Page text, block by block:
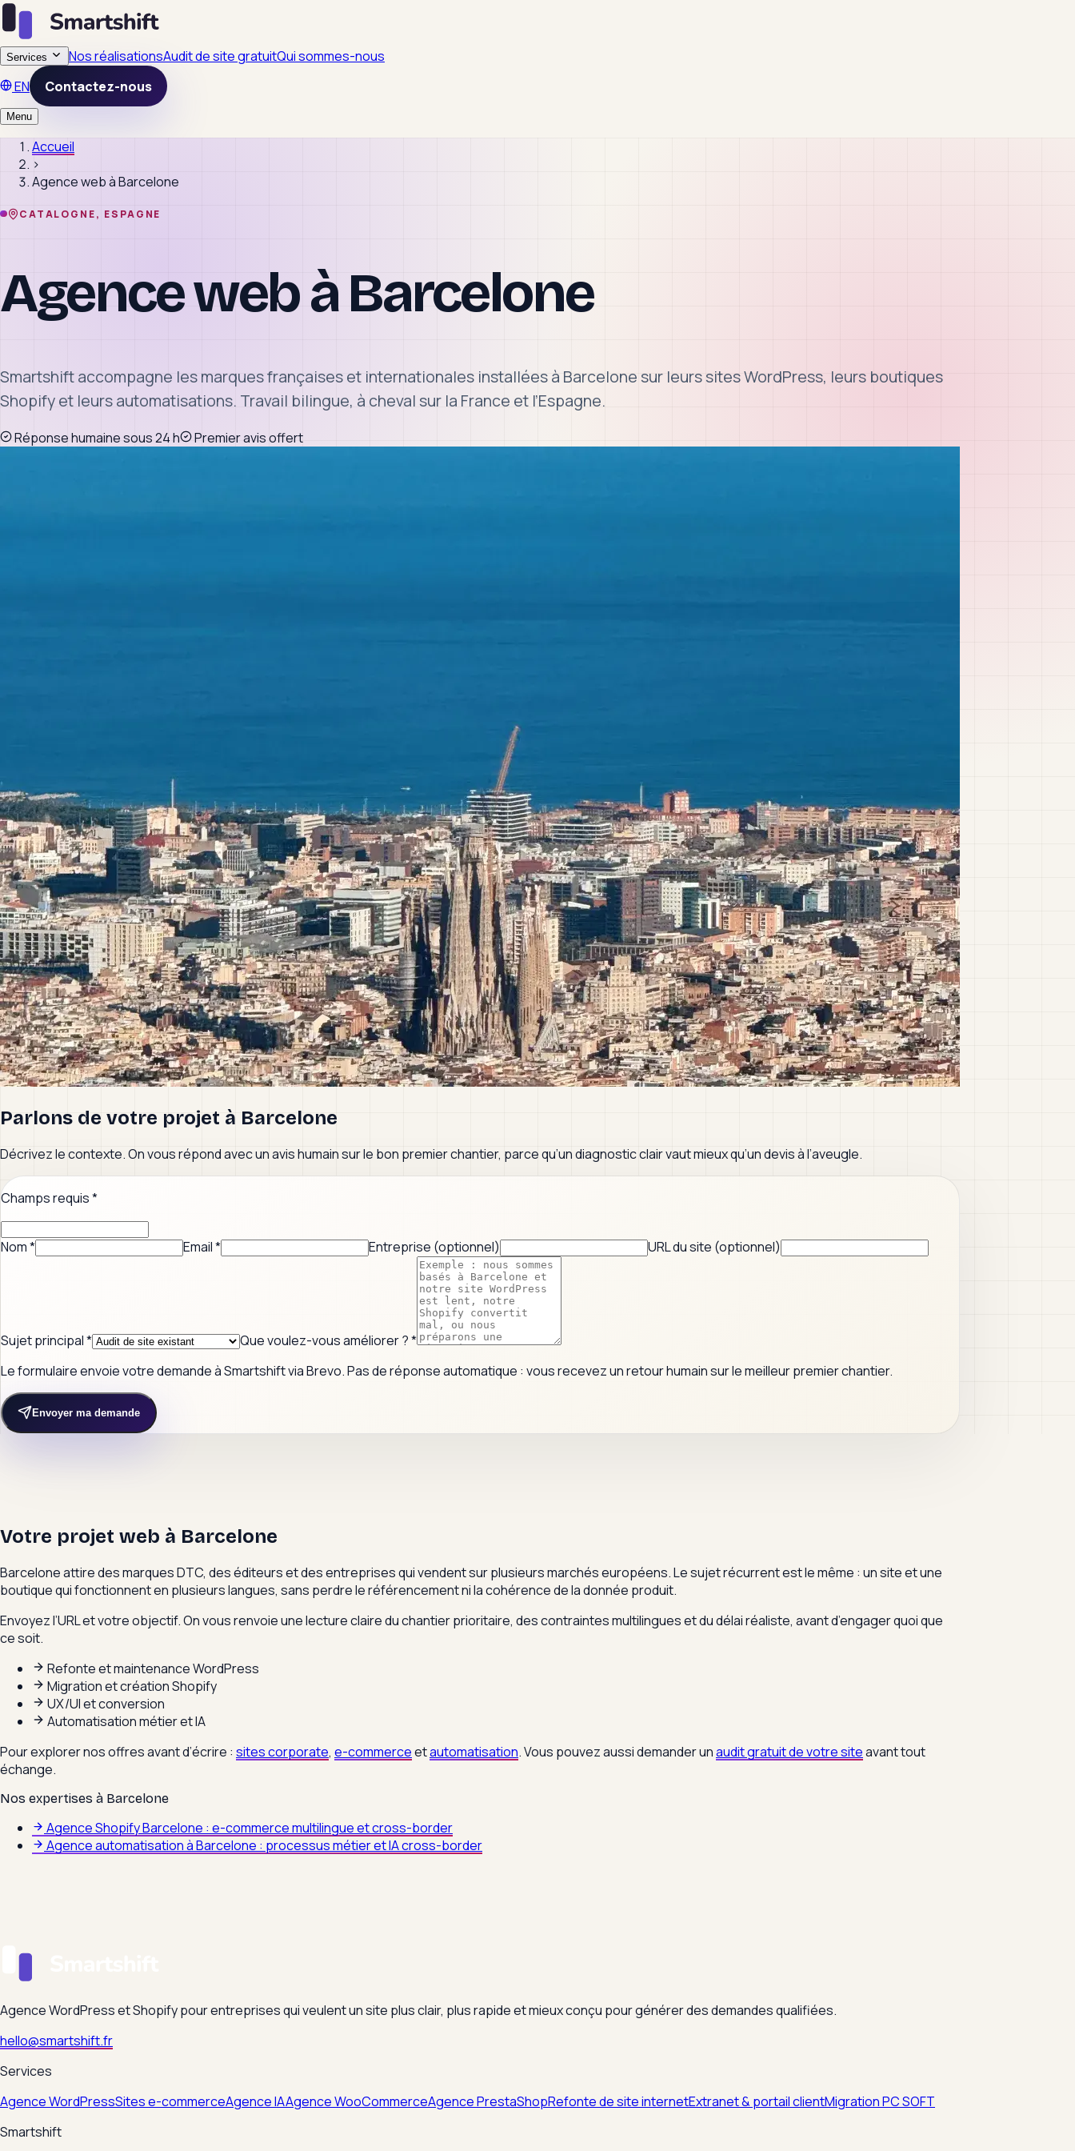
Services Nos réalisationsAudit de site gratuitQui sommes-nous
EN
Contactez-nous
Menu
Accueil
›
Agence web àBarcelone
CATALOGNE, ESPAGNE
Agence web àBarcelone
Smartshift accompagne les marques françaises et internationales installées à Barcelone sur leurs sites WordPress, leurs boutiques
Shopify et leurs automatisations. Travail bilingue, à cheval sur la France et l’Espagne.
Réponse humaine sous 24 h Premier avis offert
Parlons de votre projet à Barcelone
Décrivez le contexte. On vous répond avec un avis humain sur le bon premier chantier, parce qu’un diagnostic clair vaut mieux qu’un devis à l’aveugle.
Champs requis*
Nom* Email* Entreprise (optionnel) URL du site (optionnel)
Sujet principal* Que voulez-vous améliorer ?*
Le formulaire envoie votre demande à Smartshift via Brevo. Pas de réponse automatique : vous recevez un retour humain sur le meilleur premier chantier.
Envoyer ma demande
Votre projet web à Barcelone
Barcelone attire des marques DTC, des éditeurs et des entreprises qui vendent sur plusieurs marchés européens. Le sujet récurrent est le même : un site et une
boutique qui fonctionnent en plusieurs langues, sans perdre le référencement ni la cohérence de la donnée produit.
Envoyez l’URL et votre objectif. On vous renvoie une lecture claire du chantier prioritaire, des contraintes multilingues et du délai réaliste, avant d’engager quoi que
ce soit.
Refonte et maintenance WordPress
Migration et création Shopify
UX/UI et conversion
Automatisation métier et IA
Pour explorer nos offres avant d’écrire : sites corporate, e-commerceetautomatisation. Vous pouvez aussi demander unaudit gratuit de votre siteavant tout
échange.
Nos expertises à Barcelone
Agence Shopify Barcelone : e-commerce multilingue et cross-border
Agence automatisation à Barcelone : processus métier et IA cross-border
Agence WordPress et Shopify pour entreprises qui veulent un site plus clair, plus rapide et mieux conçu pour générer des demandes qualifiées.
hello@smartshift.fr
Services
Agence WordPressSites e-commerceAgence IAAgence WooCommerceAgence PrestaShopRefonte de site internetExtranet & portail clientMigration PC SOFT
Smartshift